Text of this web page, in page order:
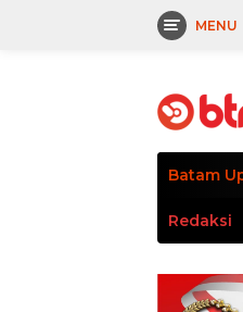
MENU
Batam
Redaksi